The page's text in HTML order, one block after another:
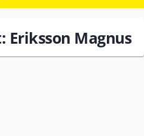
Magnus